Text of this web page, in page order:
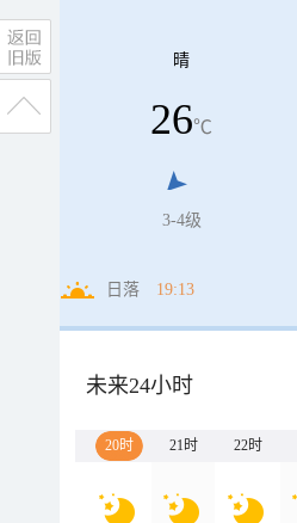
晴
26℃
3-4级
日落 19:13
未来24小时
20时 21时 22时